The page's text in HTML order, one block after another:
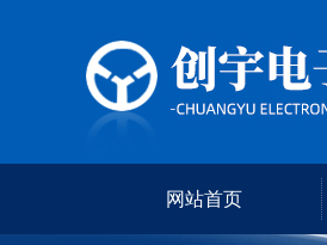
网站首页